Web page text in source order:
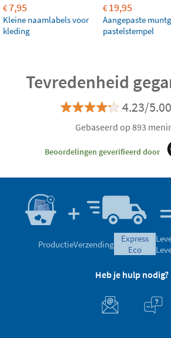
€7,95
Kleine naamlabels voor
kleding
€19,95
Aangepaste
pastelstempel
Tevredenheid
4.23/
Gebaseerd op 893
Beoordelingen geverifieerd door
ProductieVerzending
express
eco
Heb je hulp nodig?